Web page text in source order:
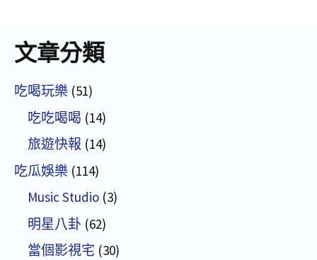
文章分類
吃喝玩樂 (51)
吃吃喝喝 (14)
旅遊快報 (14)
吃瓜娛樂 (114)
Music Studio (3)
明星八卦 (62)
當個影視宅 (30)